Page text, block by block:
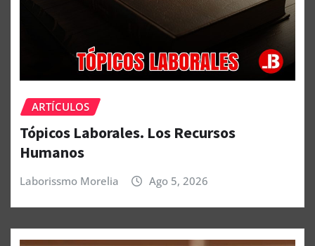
ARTÍCULOS
Tópicos Laborales. Los Recursos
Humanos
Laborissmo Morelia Ago 5, 2026